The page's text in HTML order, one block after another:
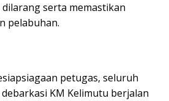
serta memastikan
pelabuhan.
petugas, seluruh
KM Kelimutu berjalan